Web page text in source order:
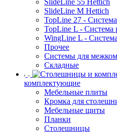
SlideLine 55 Hettich
SlideLine M Hettich
TopLine 27 -
TopLine L - Система
WingLine L -
Прочее
Системы для
Складные
комплектующие
Мебельные плиты
Кромка для
Мебельные щиты
Планки
Столешницы